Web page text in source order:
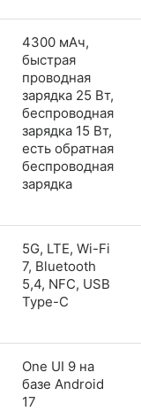
4300 мАч,
быстрая
проводная
зарядка 25 Вт,
беспроводная
зарядка 15 Вт,
есть обратная
беспроводная
зарядка
5G, LTE, Wi-Fi
7, Bluetooth
5,4, NFC, USB
Type-C
One UI 9 на
базе Android
17